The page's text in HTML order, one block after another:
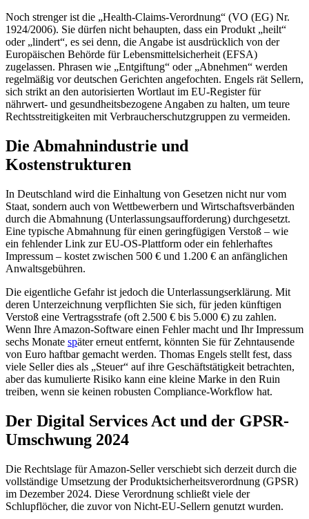
Noch strenger ist die „Health-Claims-Verordnung“ (VO (EG) Nr.
1924/2006). Sie dürfen nicht behaupten, dass ein Produkt „heilt“
oder „lindert“, es sei denn, die Angabe ist ausdrücklich von der
Europäischen Behörde für Lebensmittelsicherheit (EFSA)
zugelassen. Phrasen wie „Entgiftung“ oder „Abnehmen“ werden
regelmäßig vor deutschen Gerichten angefochten. Engels rät Sellern,
sich strikt an den autorisierten Wortlaut im EU-Register für
nährwert- und gesundheitsbezogene Angaben zu halten, um teure
Rechtsstreitigkeiten mit Verbraucherschutzgruppen zu vermeiden.
Die Abmahnindustrie und
Kostenstrukturen
In Deutschland wird die Einhaltung von Gesetzen nicht nur vom
Staat, sondern auch von Wettbewerbern und Wirtschaftsverbänden
durch die Abmahnung (Unterlassungsaufforderung) durchgesetzt.
Eine typische Abmahnung für einen geringfügigen Verstoß – wie
ein fehlender Link zur EU-OS-Plattform oder ein fehlerhaftes
Impressum – kostet zwischen 500 € und 1.200 € an anfänglichen
Anwaltsgebühren.
Die eigentliche Gefahr ist jedoch die Unterlassungserklärung. Mit
deren Unterzeichnung verpflichten Sie sich, für jeden künftigen
Verstoß eine Vertragsstrafe (oft 2.500 € bis 5.000 €) zu zahlen.
Wenn Ihre Amazon-Software einen Fehler macht und Ihr Impressum
sechs Monate später erneut entfernt, könnten Sie für Zehntausende
von Euro haftbar gemacht werden. Thomas Engels stellt fest, dass
viele Seller dies als „Steuer“ auf ihre Geschäftstätigkeit betrachten,
aber das kumulierte Risiko kann eine kleine Marke in den Ruin
treiben, wenn sie keinen robusten Compliance-Workflow hat.
Der Digital Services Act und der GPSR-
Umschwung 2024
Die Rechtslage für Amazon-Seller verschiebt sich derzeit durch die
vollständige Umsetzung der Produktsicherheitsverordnung (GPSR)
im Dezember 2024. Diese Verordnung schließt viele der
Schlupflöcher, die zuvor von Nicht-EU-Sellern genutzt wurden.